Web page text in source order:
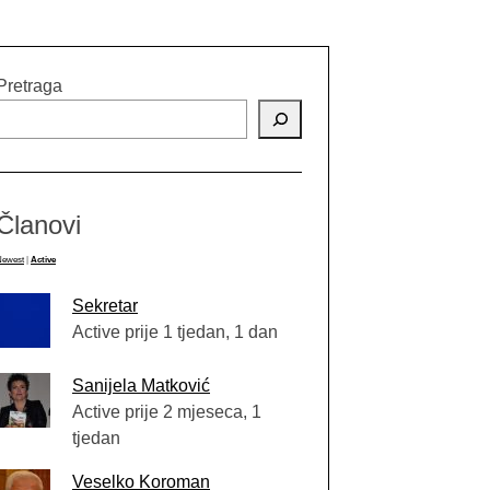
Active
Sekretar
Active prije 1 tjedan, 1 dan
Sanijela Matković
Active prije 2 mjeseca, 1
tjedan
Veselko Koroman